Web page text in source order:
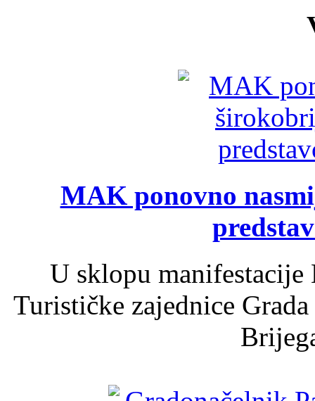
MAK ponovno
U sklopu
Turističke zajednice